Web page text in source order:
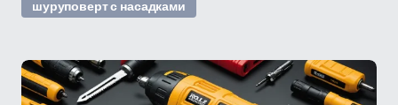
шуруповерт с насадками